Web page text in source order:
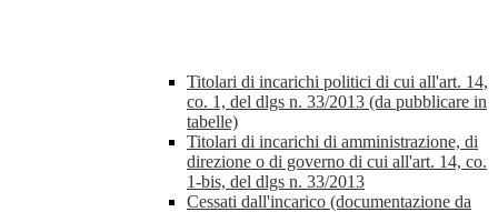
Titolari di incarichi politici di cui all'art. 14,
co. 1, del dlgs n. 33/2013 (da pubblicare in
tabelle)
Titolari di incarichi di amministrazione, di
direzione o di governo di cui all'art. 14, co.
1-bis, del dlgs n. 33/2013
Cessati dall'incarico (documentazione da